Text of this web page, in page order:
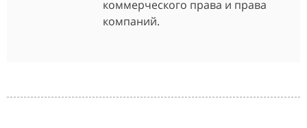
коммерческого права и права
компаний.